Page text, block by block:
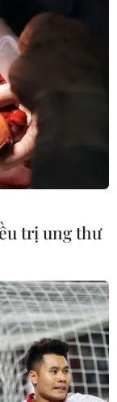
nơi mưa rất to
có nơi trên 150
vong, thiệt
trị ung thư